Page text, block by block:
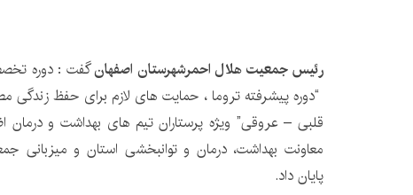
رئیس جمعیت هلال احمرشهرستان اصفهان
“دوره پیشرفته تروما ، حمایت های لازم برای حفظ زندگی
قلبی – عروقی” ویژه پرستاران تیم های بهداشت و
معاونت بهداشت، درمان و توانبخشی استان و میزبانی
پایان داد.